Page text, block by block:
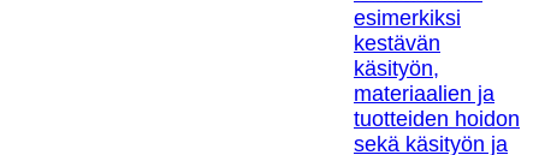
esimerkiksi
kestävän
käsityön,
materiaalien ja
tuotteiden hoidon
sekä käsityön ja